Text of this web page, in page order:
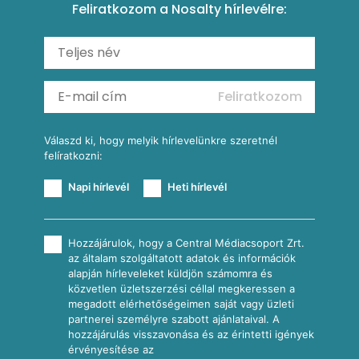
Carbonara
Shakshuka
Ratatouille
Mexikói húsleves kukorica salsával
Almás-kéksajtos kukoricasaláta
Köretek
Reggeli receptek
Feliratkozom a Nosalty hírlevélre:
Feliratkozom
Válaszd ki, hogy melyik hírlevelünkre szeretnél
felíratkozni:
Napi hírlevél Heti hírlevél
Hozzájárulok, hogy a Central Médiacsoport Zrt.
az általam szolgáltatott adatok és információk
alapján hírleveleket küldjön számomra és
közvetlen üzletszerzési céllal megkeressen a
megadott elérhetőségeimen saját vagy üzleti
partnerei személyre szabott ajánlataival. A
hozzájárulás visszavonása és az érintetti igények
érvényesítése az